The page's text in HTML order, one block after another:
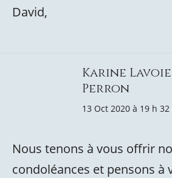
David,
Karine
Perron
13 Oct 2020 à 19 h
Nous tenons à vous offrir
condoléances et pensons à